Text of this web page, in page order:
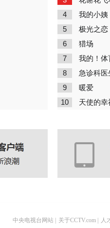
4 我的小姨
5 极光之恋
6 猎场
7 我的！体
8 急诊科医
9 暖爱
10 天使的幸
中央电视台网站 关于CCTV.com 人